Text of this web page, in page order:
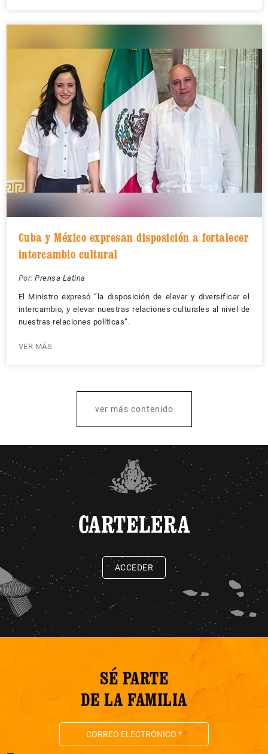
Cuba y México expresan disposición a fortalecer
intercambio cultural
Por: Prensa Latina
El Ministro expresó “la disposición de elevar y diversificar el
intercambio, y elevar nuestras relaciones culturales al nivel de
nuestras relaciones políticas”.
VER MÁS
ver más contenido
CARTELERA
ACCEDER
SÉ PARTE
DE LA FAMILIA